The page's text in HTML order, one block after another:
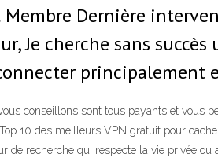
Dernière
Je cherche sans
principalement
conseillons sont tous payants et vous
10 des meilleurs VPN gratuit pour
de recherche qui respecte la vie privée